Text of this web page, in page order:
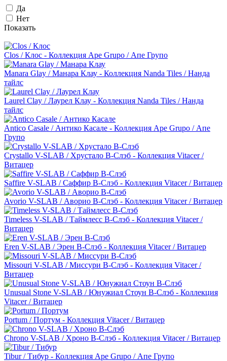
Да
Нет
Показать
Clos / Клос - Коллекция Ape Grupo / Апе Групо
Manara Glay / Манара Клау - Коллекция Nanda Tiles / Нанда
тайлс
Laurel Сlay / Лаурел Клау - Коллекция Nanda Tiles / Нанда
тайлс
Antico Casale / Антико Касале - Коллекция Ape Grupo / Апе
Групо
Crystallo V-SLAB / Хрустало В-Слэб - Коллекция Vitacer /
Витацер
Saffire V-SLAB / Саффир В-Слэб - Коллекция Vitacer / Витацер
Avorio V-SLAB / Аворио В-Слэб - Коллекция Vitacer / Витацер
Timeless V-SLAB / Таймлесс В-Слэб - Коллекция Vitacer /
Витацер
Eren V-SLAB / Эрен В-Слэб - Коллекция Vitacer / Витацер
Missouri V-SLAB / Миссури В-Слэб - Коллекция Vitacer /
Витацер
Unusual Stone V-SLAB / Юнужиал Стоун В-Слэб - Коллекция
Vitacer / Витацер
Portum / Портум - Коллекция Vitacer / Витацер
Chrono V-SLAB / Хроно В-Слэб - Коллекция Vitacer / Витацер
Tibur / Тибур - Коллекция Ape Grupo / Апе Групо